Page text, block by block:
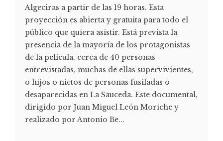
Algeciras a partir de las 19 horas. Esta
proyección es abierta y gratuita para todo el
público que quiera asistir. Está prevista la
presencia de la mayoría de los protagonistas
de la película, cerca de 40 personas
entrevistadas, muchas de ellas supervivientes,
o hijos o nietos de personas fusiladas o
desaparecidas en La Sauceda. Este documental,
dirigido por Juan Miguel León Moriche y
realizado por Antonio Be...